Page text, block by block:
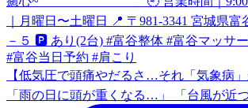
【低気圧で頭痛やだるさ…それ「気象病」
「雨の日に頭が重くなる…」 「台風が近